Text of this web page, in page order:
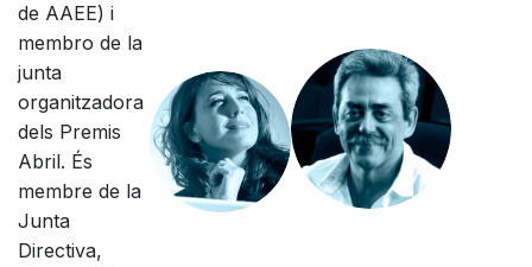
de AAEE) i
membro de la
junta
organitzadora
dels Premis
Abril. És
membre de la
Junta
Directiva,